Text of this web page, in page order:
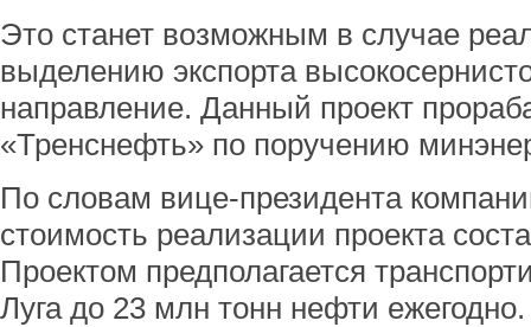
Это станет возможным в случае
выделению экспорта
направление. Данный проект
«Тренснефть» по поручению
По словам вице-президента
стоимость реализации проекта
Проектом предполагается
Луга до 23 млн тонн нефти ежегодно.